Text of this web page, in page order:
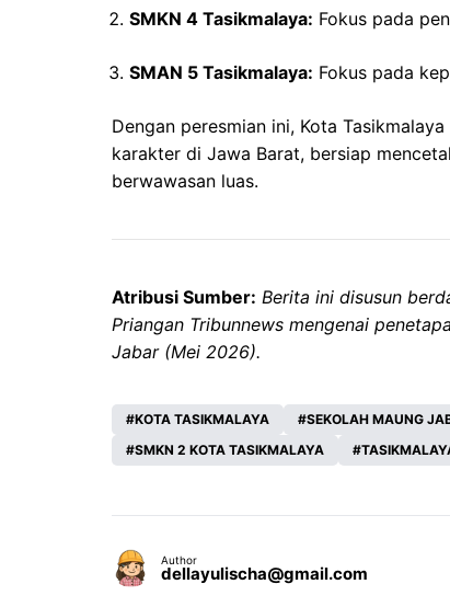
SMKN 4 Tasikmalaya: Fokus pada
SMAN 5 Tasikmalaya: Fokus pada
Dengan peresmian ini, Kota
karakter di Jawa Barat, bersiap
berwawasan luas.
Atribusi Sumber: Berita ini disusun
Priangan Tribunnews mengenai
Jabar (Mei 2026).
KOTA TASIKMALAYA SEKOLAH MAUNG
SMKN 2 KOTA TASIKMALAYA
Author
dellayulischa@gmail.com